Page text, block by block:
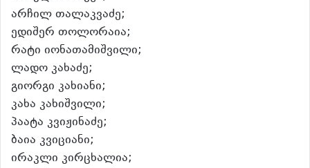
არჩილ თალაკვაძე;
ედიშერ თოლორაია;
რატი იონათამიშვილი;
ლადო კახაძე;
გიორგი კახიანი;
კახა კახიშვილი;
პაატა კვიჟინაძე;
ბაია კვიციანი;
ირაკლი კირცხალია;